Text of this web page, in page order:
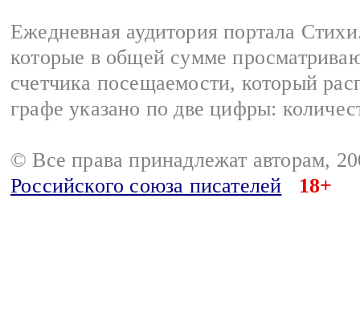
Ежедневная аудитория портала
которые в общей сумме
счетчика посещаемости, который
графе указано по две цифры:
© Все права принадлежат авторам,
Российского союза писателей
18+